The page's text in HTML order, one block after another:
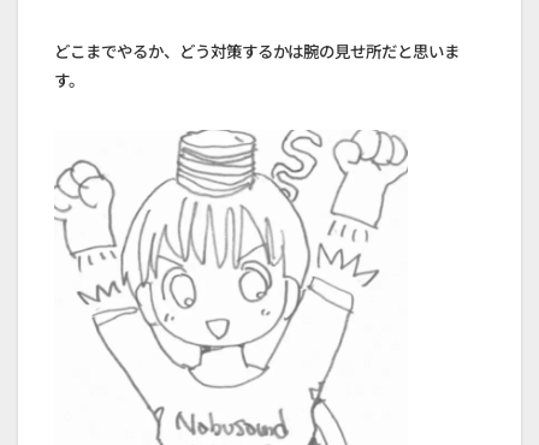
どこまでやるか、どう対策するかは腕の見せ所だと思いま
す。